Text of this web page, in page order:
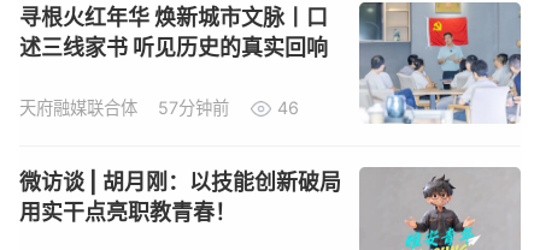
寻根火红年华 焕新城市文脉丨口
述三线家书 听见历史的真实回响
天府融媒联合体 57分钟前 46
微访谈 | 胡月刚：以技能创新破局
用实干点亮职教青春！